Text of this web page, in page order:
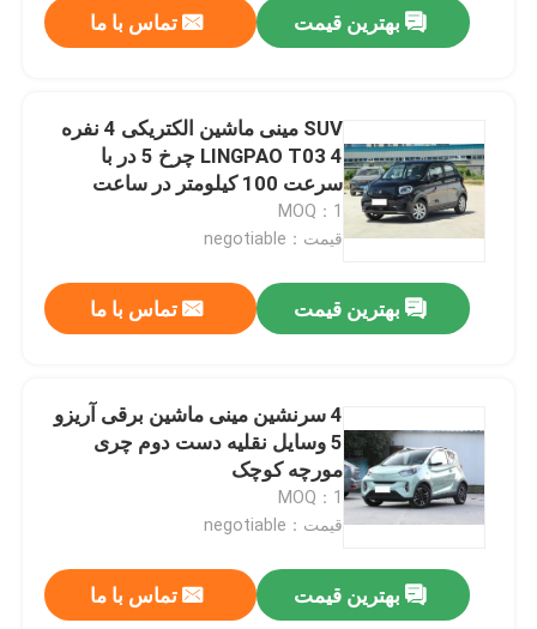
بهترین قیمت تماس با ما
SUV مینی ماشین الکتریکی 4 نفره
LINGPAO T03 4 چرخ 5 در با
سرعت 100 کیلومتر در ساعت
MOQ：1
قیمت：negotiable
بهترین قیمت تماس با ما
4 سرنشین مینی ماشین برقی آریزو
5 وسایل نقلیه دست دوم چری
مورچه کوچک
MOQ：1
قیمت：negotiable
بهترین قیمت تماس با ما